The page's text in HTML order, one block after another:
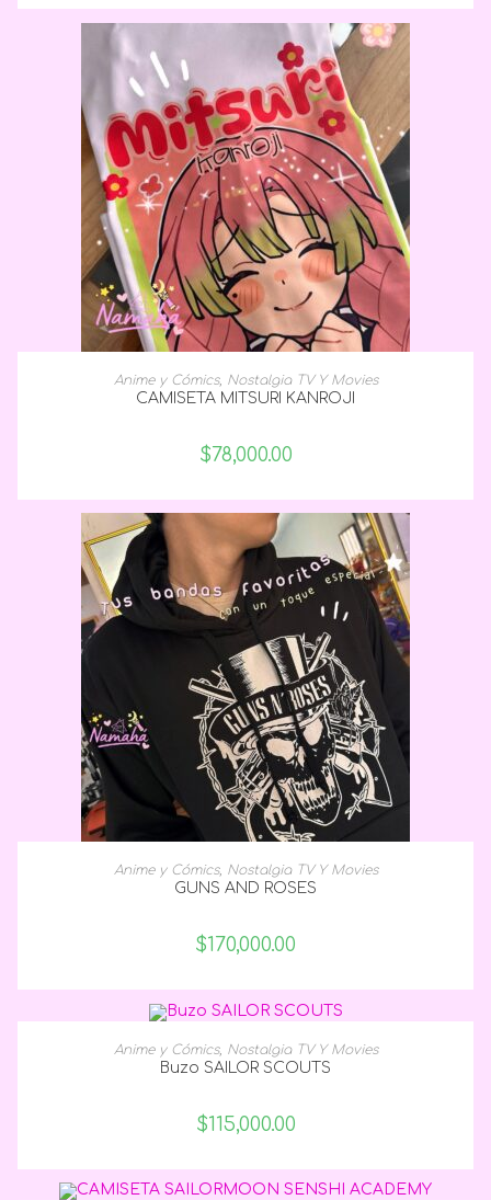
SELECCIONAR OPCIONES
Anime y Cómics, Nostalgia TV Y Movies
CAMISETA MITSURI KANROJI
$78,000.00
SELECCIONAR OPCIONES
Anime y Cómics, Nostalgia TV Y Movies
GUNS AND ROSES
$170,000.00
SELECCIONAR OPCIONES
Anime y Cómics, Nostalgia TV Y Movies
Buzo SAILOR SCOUTS
$115,000.00